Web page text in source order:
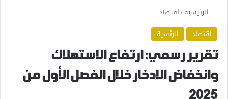
الرئيسية/اقتصاد
اقتصاد
الرئسية
تقرير رسمي: ارتفاع الاستهلاك
وانخفاض الادخار خلال الفصل الأول من
2025